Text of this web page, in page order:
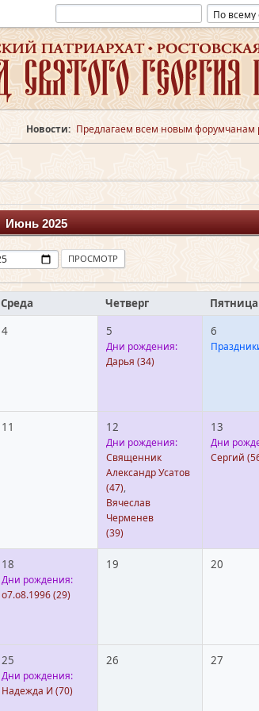
Новости: Предлагаем всем новым форумчанам
Июнь 2025
Среда Четверг Пятница
4 5
Дни рождения:
Дарья (34)
6
11 12
Дни рождения:
Священник
Александр Усатов
(47),
Вячеслав
Черменев
(39)
13
Дни
Сергий
18
Дни рождения:
o7.o8.1996(29)
19 20
25
Дни рождения:
Надежда И (70)
26 27